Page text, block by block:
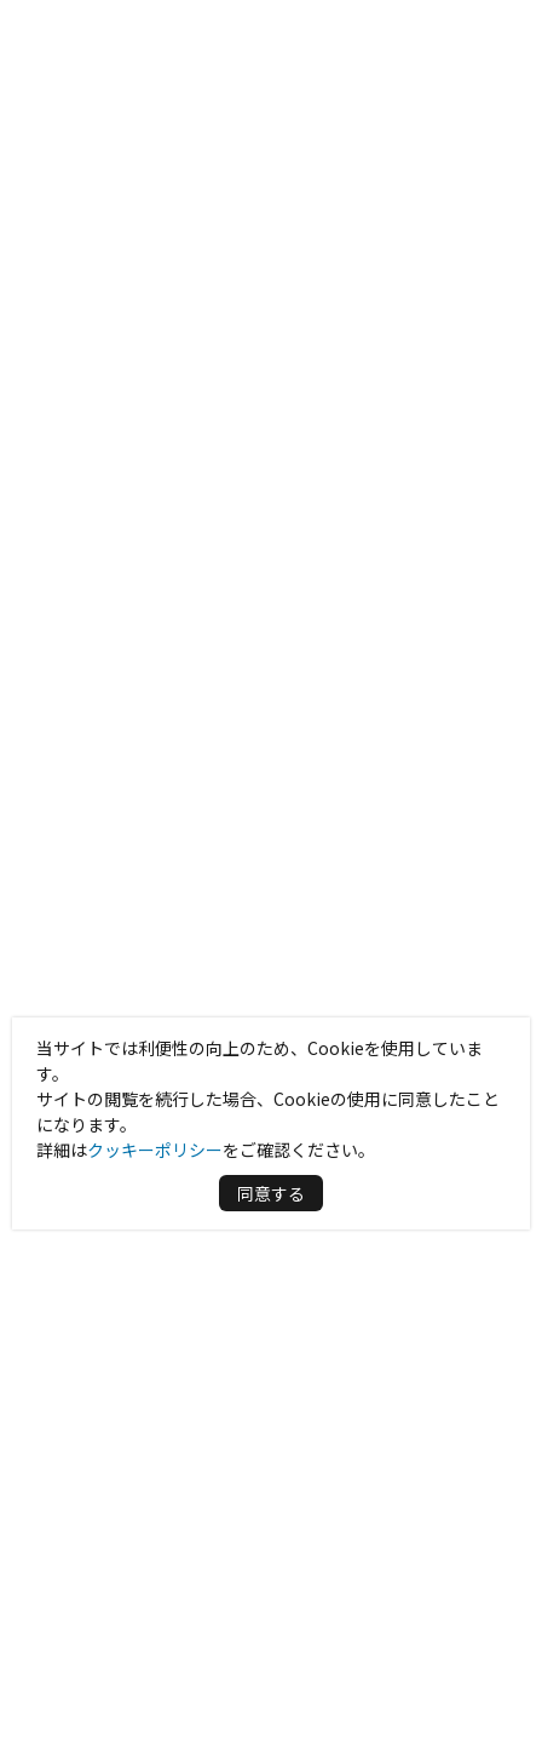
当サイトでは利便性の向上のため、Cookieを使用していま
す。
サイトの閲覧を続行した場合、Cookieの使用に同意したこと
になります。
詳細はクッキーポリシーをご確認ください。
同意する